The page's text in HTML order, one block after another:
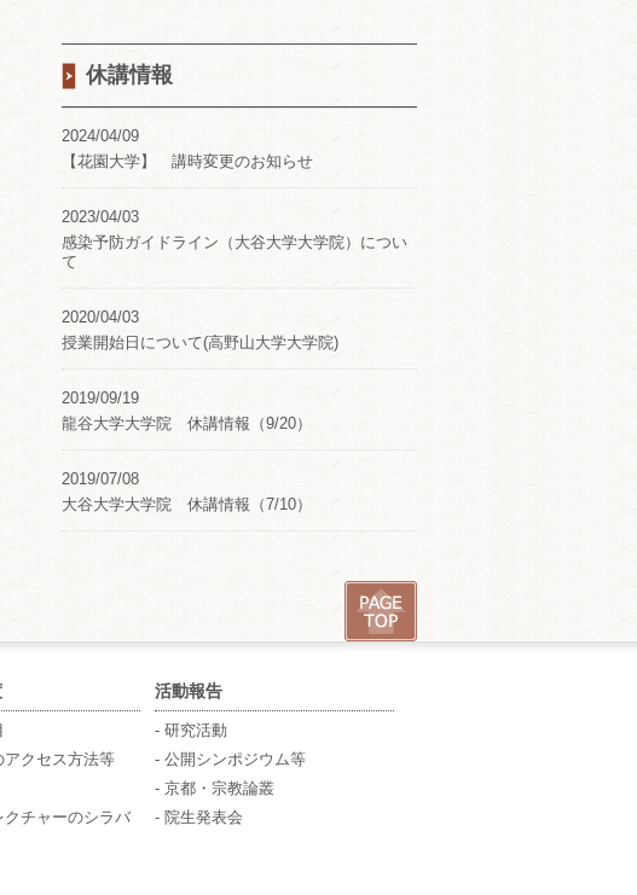
休講情報
2024/04/09
【花園大学】 講時変更のお知らせ
2023/04/03
感染予防ガイドライン（大谷大学大学院）につい
て
2020/04/03
授業開始日について(高野山大学大学院)
2019/09/19
龍谷大学大学院 休講情報（9/20）
2019/07/08
大谷大学大学院 休講情報（7/10）
クセス方法等
チャーのシラバ
活動報告
- 研究活動
- 公開シンポジウム等
- 京都・宗教論叢
- 院生発表会